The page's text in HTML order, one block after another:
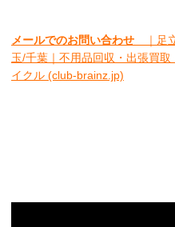
メールでのお問い合わせ
｜足
玉/千葉｜不用品回収・出張買
イクル (club-brainz.jp)